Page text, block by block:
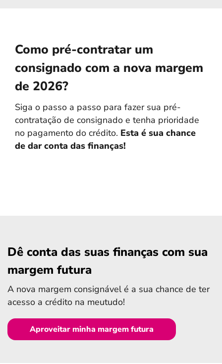
Como pré-contratar um
consignado com a nova margem
de 2026?
Siga o passo a passo para fazer sua pré-
contratação de consignado e tenha prioridade
no pagamento do crédito. Esta é sua chance
de dar conta das finanças!
Dê conta das suas finanças com sua
margem futura
A nova margem consignável é a sua chance de ter
acesso a crédito na meutudo!
Aproveitar minha margem futura